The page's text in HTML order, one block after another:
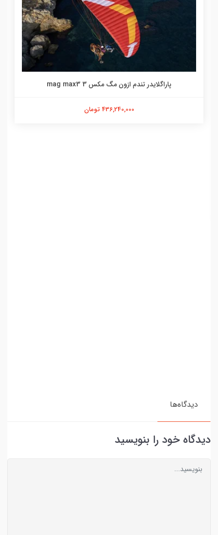
پاراگلایدر تندم ازون مگ مکس 3 mag max3
436,240,000 تومان
دیدگاه‌ها
دیدگاه خود را بنویسید